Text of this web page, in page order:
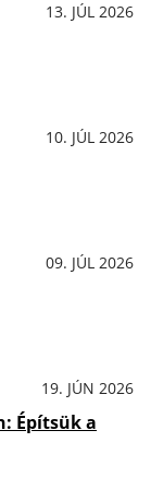
13. JÚL 2026
10. JÚL 2026
09. JÚL 2026
19. JÚN 2026
Építsük a